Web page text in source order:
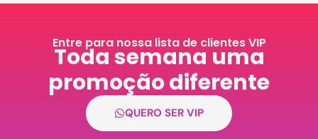
Entre para nossa lista de clientes VIP
Toda semana uma
promoção diferente​
QUERO SER VIP